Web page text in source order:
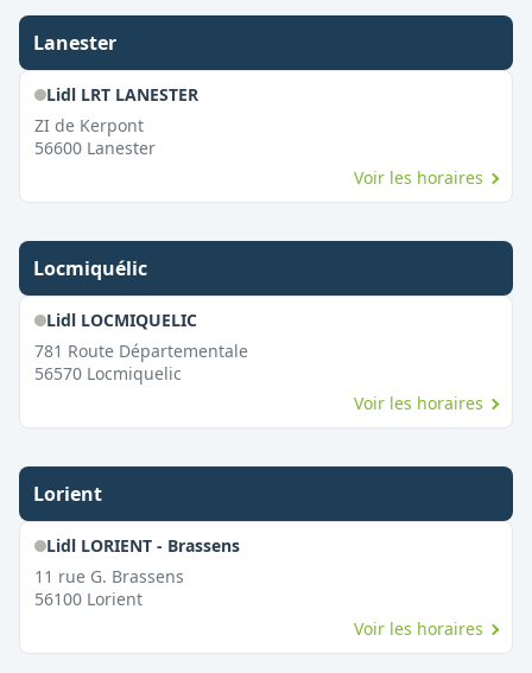
Lanester
Lidl LRT LANESTER
ZI de Kerpont
56600 Lanester
Voir les horaires
Locmiquélic
Lidl LOCMIQUELIC
781 Route Départementale
56570 Locmiquelic
Voir les horaires
Lorient
Lidl LORIENT - Brassens
11 rue G. Brassens
56100 Lorient
Voir les horaires